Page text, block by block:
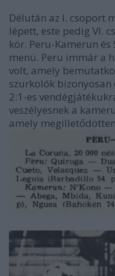
Délután az I. csoport
lépett, este pedig VI.
kör. Peru-Kamerun
menü. Peru immár a
volt, amely
szurkolók
2:1-es
veszélyesnek a
amely